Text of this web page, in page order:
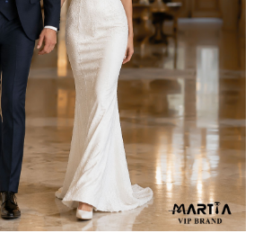
مشاهده ست کامل